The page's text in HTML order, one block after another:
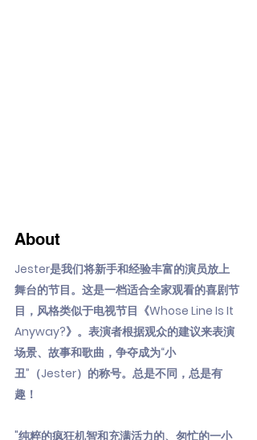
About
Jester是我们将新手和经验丰富的演员放上
舞台的节目。这是一档适合全家观看的喜剧节
目，风格类似于电视节目《Whose Line Is It
Anyway?》。表演者根据观众的建议来表演
场景、故事和歌曲，争夺成为“小
丑”（Jester）的称号。总是不同，总是有
趣！
"纯粹的疯狂机智和充满活力的、匆忙的一小